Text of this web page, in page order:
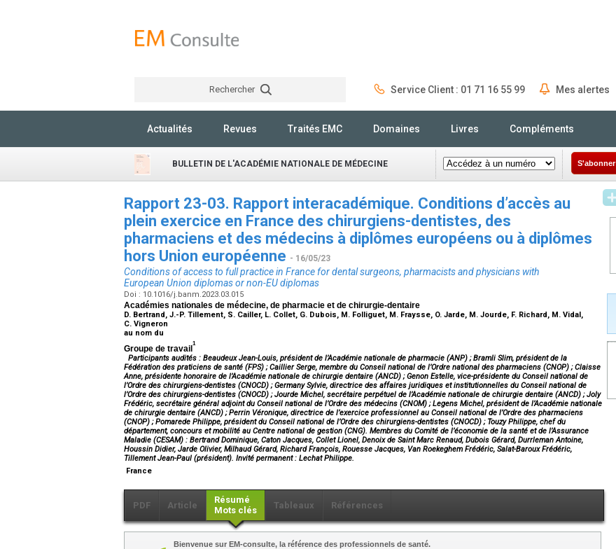
Rechercher Service Client : 01 71 16 55 99 Mes alertes
Actualités Revues Traités EMC Domaines Livres Compléments
BULLETIN DE L'ACADÉMIE NATIONALE DE MÉDECINE S'abonner
Rapport 23-03. Rapport interacadémique. Conditions d’accès au
plein exercice en France des chirurgiens-dentistes, des
pharmaciens et des médecins à diplômes européens ou à diplômes
hors Union européenne - 16/05/23
Conditions of access to full practice in France for dental surgeons, pharmacists and physicians with
European Union diplomas or non-EU diplomas
Doi : 10.1016/j.banm.2023.03.015
Académies nationales de médecine, de pharmacie et de chirurgie-dentaire
D. Bertrand, J.-P. Tillement, S. Cailler, L. Collet, G. Dubois, M. Folliguet, M. Fraysse, O. Jarde, M. Jourde, F. Richard, M. Vidal,
C. Vigneron
au nom du
Groupe de travail
1
Participants audités : Beaudeux Jean-Louis, président de l’Académie nationale de pharmacie (ANP) ; Bramli Slim, président de la
Fédération des praticiens de santé (FPS) ; Caillier Serge, membre du Conseil national de l’Ordre national des pharmaciens (CNOP) ; Claisse
Anne, présidente honoraire de l’Académie nationale de chirurgie dentaire (ANCD) ; Genon Estelle, vice-présidente du Conseil national de
l’Ordre des chirurgiens-dentistes (CNOCD) ; Germany Sylvie, directrice des affaires juridiques et institutionnelles du Conseil national de
l’Ordre des chirurgiens-dentistes (CNOCD) ; Jourde Michel, secrétaire perpétuel de l’Académie nationale de chirurgie dentaire (ANCD) ; Joly
Frédéric, secrétaire général adjoint du Conseil national de l’Ordre des médecins (CNOM) ; Legens Michel, président de l’Académie nationale
de chirurgie dentaire (ANCD) ; Perrin Véronique, directrice de l’exercice professionnel au Conseil national de l’Ordre des pharmaciens
(CNOP) ; Pomarede Philippe, président du Conseil national de l’Ordre des chirurgiens-dentistes (CNOCD) ; Touzy Philippe, chef du
département, concours et mobilité au Centre national de gestion (CNG). Membres du Comité de l’économie de la santé et de l’Assurance
Maladie (CESAM) : Bertrand Dominique, Caton Jacques, Collet Lionel, Denoix de Saint Marc Renaud, Dubois Gérard, Durrleman Antoine,
Houssin Didier, Jarde Olivier, Milhaud Gérard, Richard François, Rouesse Jacques, Van Roekeghem Frédéric, Salat-Baroux Frédéric,
Tillement Jean-Paul (président). Invité permanent : Lechat Philippe.
France
PDF Article
Résumé
Mots clés
Tableaux Références
Bienvenue sur EM-consulte, la référence des professionnels de santé.